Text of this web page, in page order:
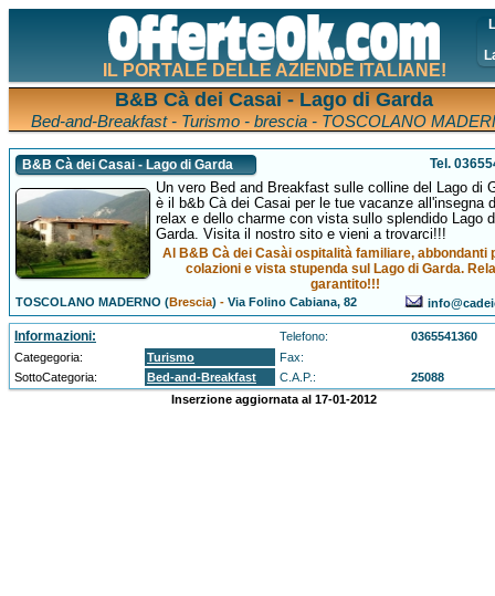
IL PORTALE DELLE AZIENDE ITALIANE!
B&B Cà dei Casai - Lago di Garda
Bed-and-Breakfast - Turismo - brescia - TOSCOLANO
B&B Cà dei Casai - Lago di Garda Tel.
Un vero Bed and Breakfast sulle colline del Lago di
è il b&b Cà dei Casai per le tue vacanze all'insegna
relax e dello charme con vista sullo splendido Lago
Garda. Visita il nostro sito e vieni a trovarci!!!
Al B&B Cà dei Casài ospitalità familiare, abbondanti
colazioni e vista stupenda sul Lago di Garda.
garantito!!!
TOSCOLANO MADERNO (Brescia) -Via Folino Cabiana, 82
Informazioni: Telefono:
0365541360
Categegoria:
Turismo
Fax:
SottoCategoria:
Bed-and-Breakfast C.A.P.:
25088
Inserzione aggiornata al 17-01-2012